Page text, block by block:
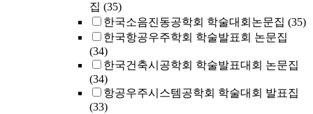
집 (35)
한국소음진동공학회 학술대회논문집 (35)
한국항공우주학회 학술발표회 논문집
(34)
한국건축시공학회 학술발표대회 논문집
(34)
항공우주시스템공학회 학술대회 발표집
(33)